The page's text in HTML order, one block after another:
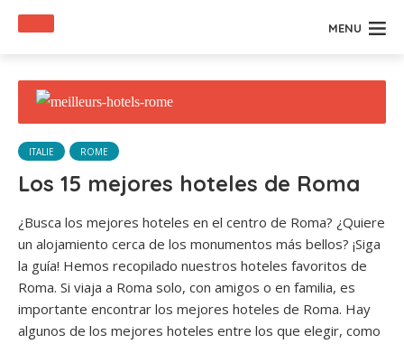
MENU
ITALIE ROME
Los 15 mejores hoteles de Roma
¿Busca los mejores hoteles en el centro de Roma? ¿Quiere
un alojamiento cerca de los monumentos más bellos? ¡Siga
la guía! Hemos recopilado nuestros hoteles favoritos de
Roma. Si viaja a Roma solo, con amigos o en familia, es
importante encontrar los mejores hoteles de Roma. Hay
algunos de los mejores hoteles entre los que elegir, como